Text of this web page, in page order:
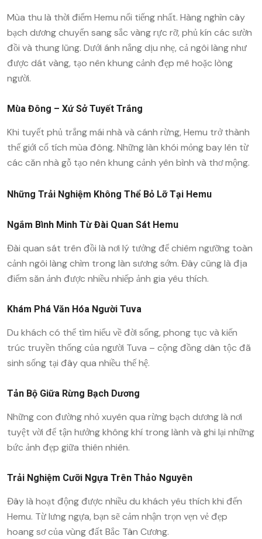
Mùa thu là thời điểm Hemu nổi tiếng nhất. Hàng nghìn cây
bạch dương chuyển sang sắc vàng rực rỡ, phủ kín các sườn
đồi và thung lũng. Dưới ánh nắng dịu nhẹ, cả ngôi làng như
được dát vàng, tạo nên khung cảnh đẹp mê hoặc lòng
người.
Mùa Đông – Xứ Sở Tuyết Trắng
Khi tuyết phủ trắng mái nhà và cánh rừng, Hemu trở thành
thế giới cổ tích mùa đông. Những làn khói mỏng bay lên từ
các căn nhà gỗ tạo nên khung cảnh yên bình và thơ mộng.
Những Trải Nghiệm Không Thể Bỏ Lỡ Tại Hemu
Ngắm Bình Minh Từ Đài Quan Sát Hemu
Đài quan sát trên đồi là nơi lý tưởng để chiêm ngưỡng toàn
cảnh ngôi làng chìm trong làn sương sớm. Đây cũng là địa
điểm săn ảnh được nhiều nhiếp ảnh gia yêu thích.
Khám Phá Văn Hóa Người Tuva
Du khách có thể tìm hiểu về đời sống, phong tục và kiến
trúc truyền thống của người Tuva – cộng đồng dân tộc đã
sinh sống tại đây qua nhiều thế hệ.
Tản Bộ Giữa Rừng Bạch Dương
Những con đường nhỏ xuyên qua rừng bạch dương là nơi
tuyệt vời để tận hưởng không khí trong lành và ghi lại những
bức ảnh đẹp giữa thiên nhiên.
Trải Nghiệm Cưỡi Ngựa Trên Thảo Nguyên
Đây là hoạt động được nhiều du khách yêu thích khi đến
Hemu. Từ lưng ngựa, bạn sẽ cảm nhận trọn vẹn vẻ đẹp
hoang sơ của vùng đất Bắc Tân Cương.